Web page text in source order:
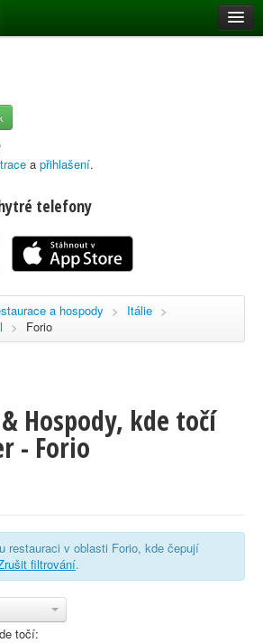
a přihlašení.
telefony
a hospody > Itálie >
> Forio
Hospody, kde točí
- Forio
restauraci v oblasti Forio, kde čepují
filtrování.
točí: